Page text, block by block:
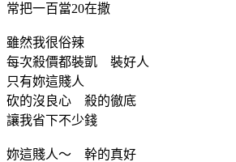
常把一百當20在撒
雖然我很俗辣
每次殺價都裝凱 裝好人
只有妳這賤人
砍的沒良心 殺的徹底
讓我省下不少錢
妳這賤人～ 幹的真好